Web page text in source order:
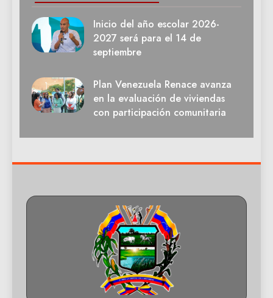
Inicio del año escolar 2026-
2027 será para el 14 de
septiembre
Plan Venezuela Renace avanza
en la evaluación de viviendas
con participación comunitaria